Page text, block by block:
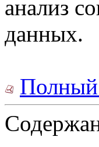
анализ
данных.
Полный